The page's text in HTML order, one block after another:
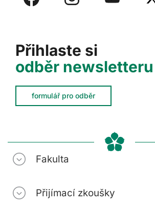
Přihlaste si
odběr newsletteru
formulář pro odběr
Fakulta
Přijímací zkoušky